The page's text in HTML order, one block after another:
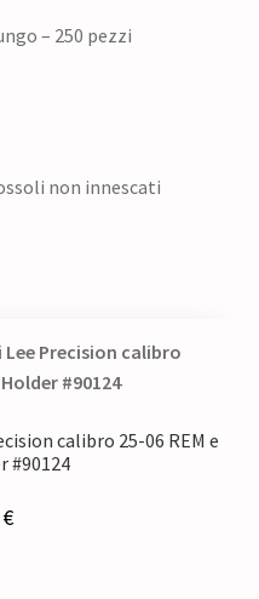
– 250 pezzi
non innescati
calibro 25-06 REM e
#90124
€